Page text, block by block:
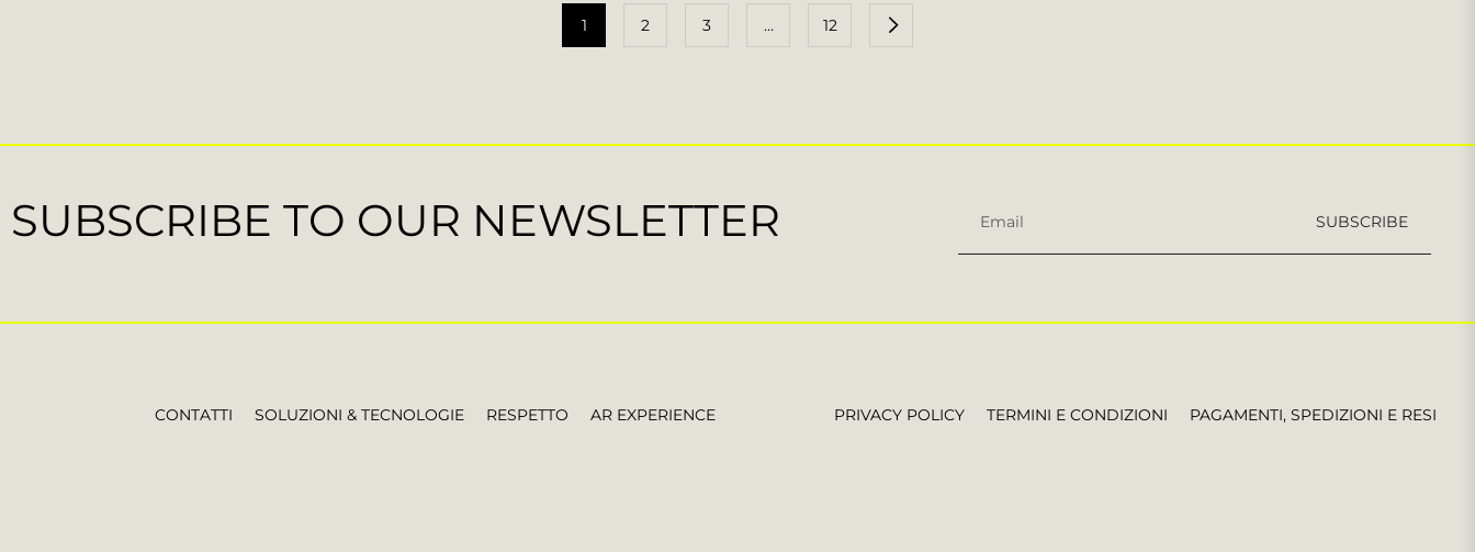
1 2 3 … 12
SUBSCRIBE TO OUR NEWSLETTER
le
offerte
SUBSCRIBE
AR EXPERIENCE
RESPETTO
SOLUZIONI & TECNOLOGIE
CONTATTI PAGAMENTI, SPEDIZIONI E RESI
TERMINI E CONDIZIONI
PRIVACY POLICY